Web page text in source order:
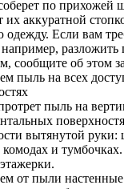
по прихожей
их аккуратной
Если вам
например,
сообщите об этом
пыль на всех
пыль на
вытянутой руки:
комодах и
от пыли настенные